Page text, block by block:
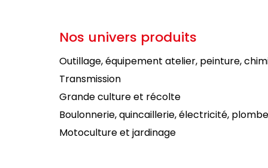
Nos univers produits
Outillage, équipement atelier, peinture,
Transmission
Grande culture et récolte
Boulonnerie, quincaillerie, électricité,
Motoculture et jardinage